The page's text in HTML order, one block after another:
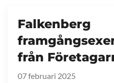
Falkenberg
från
07 februari 2025